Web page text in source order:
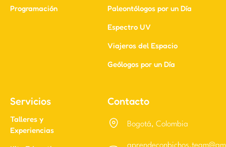
Programación
Paleontólogos por un Día
Espectro UV
Viajeros del Espacio
Geólogos por un Día
Servicios
Talleres y
Experiencias
Contacto
Bogotá, Colombia